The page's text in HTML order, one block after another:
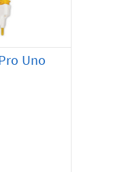
Uno